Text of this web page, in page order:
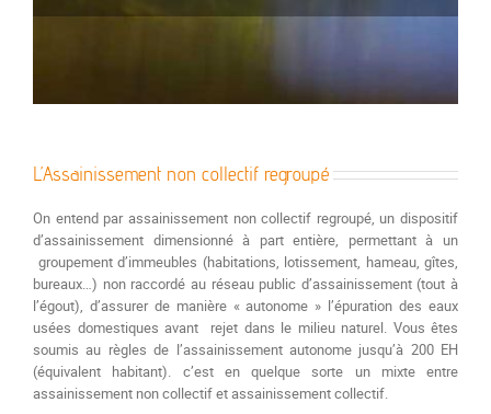
L’Assainissement non collectif regroupé
On entend par assainissement non collectif regroupé, un dispositif
d’assainissement dimensionné à part entière, permettant à un
groupement d’immeubles (habitations, lotissement, hameau, gîtes,
bureaux…) non raccordé au réseau public d’assainissement (tout à
l’égout), d’assurer de manière « autonome » l’épuration des eaux
usées domestiques avant rejet dans le milieu naturel. Vous êtes
soumis au règles de l’assainissement autonome jusqu’à 200 EH
(équivalent habitant). c’est en quelque sorte un mixte entre
assainissement non collectif et assainissement collectif.